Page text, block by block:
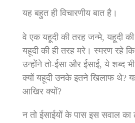
यह बहुत ही विचारणीय बात है।
वे एक यहूदी की तरह जन्‍मे, यहूदी
यहूदी की ही तरह मरे। स्‍मरण रहे
उन्‍होंने तो-ईसा और ईसाई, ये शब्‍द
क्‍यों यहूदी उनके इतने खिलाफ थे?
आखिर क्‍यों?
न तो ईसाईयों के पास इस सवाल का